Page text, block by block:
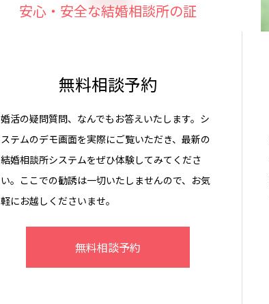
安心・安全な結婚相談所の証
無料相談予約
婚活の疑問質問、なんでもお答えいたします。シ
ステムのデモ画面を実際にご覧いただき、最新の
結婚相談所システムをぜひ体験してみてくださ
い。ここでの勧誘は一切いたしませんので、お気
軽にお越しくださいませ。
無料相談予約